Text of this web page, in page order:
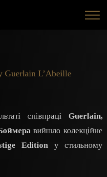
Guerlain L’Abeille
співпраці Guerlain,
вийшло колекційне
Edition у стильному